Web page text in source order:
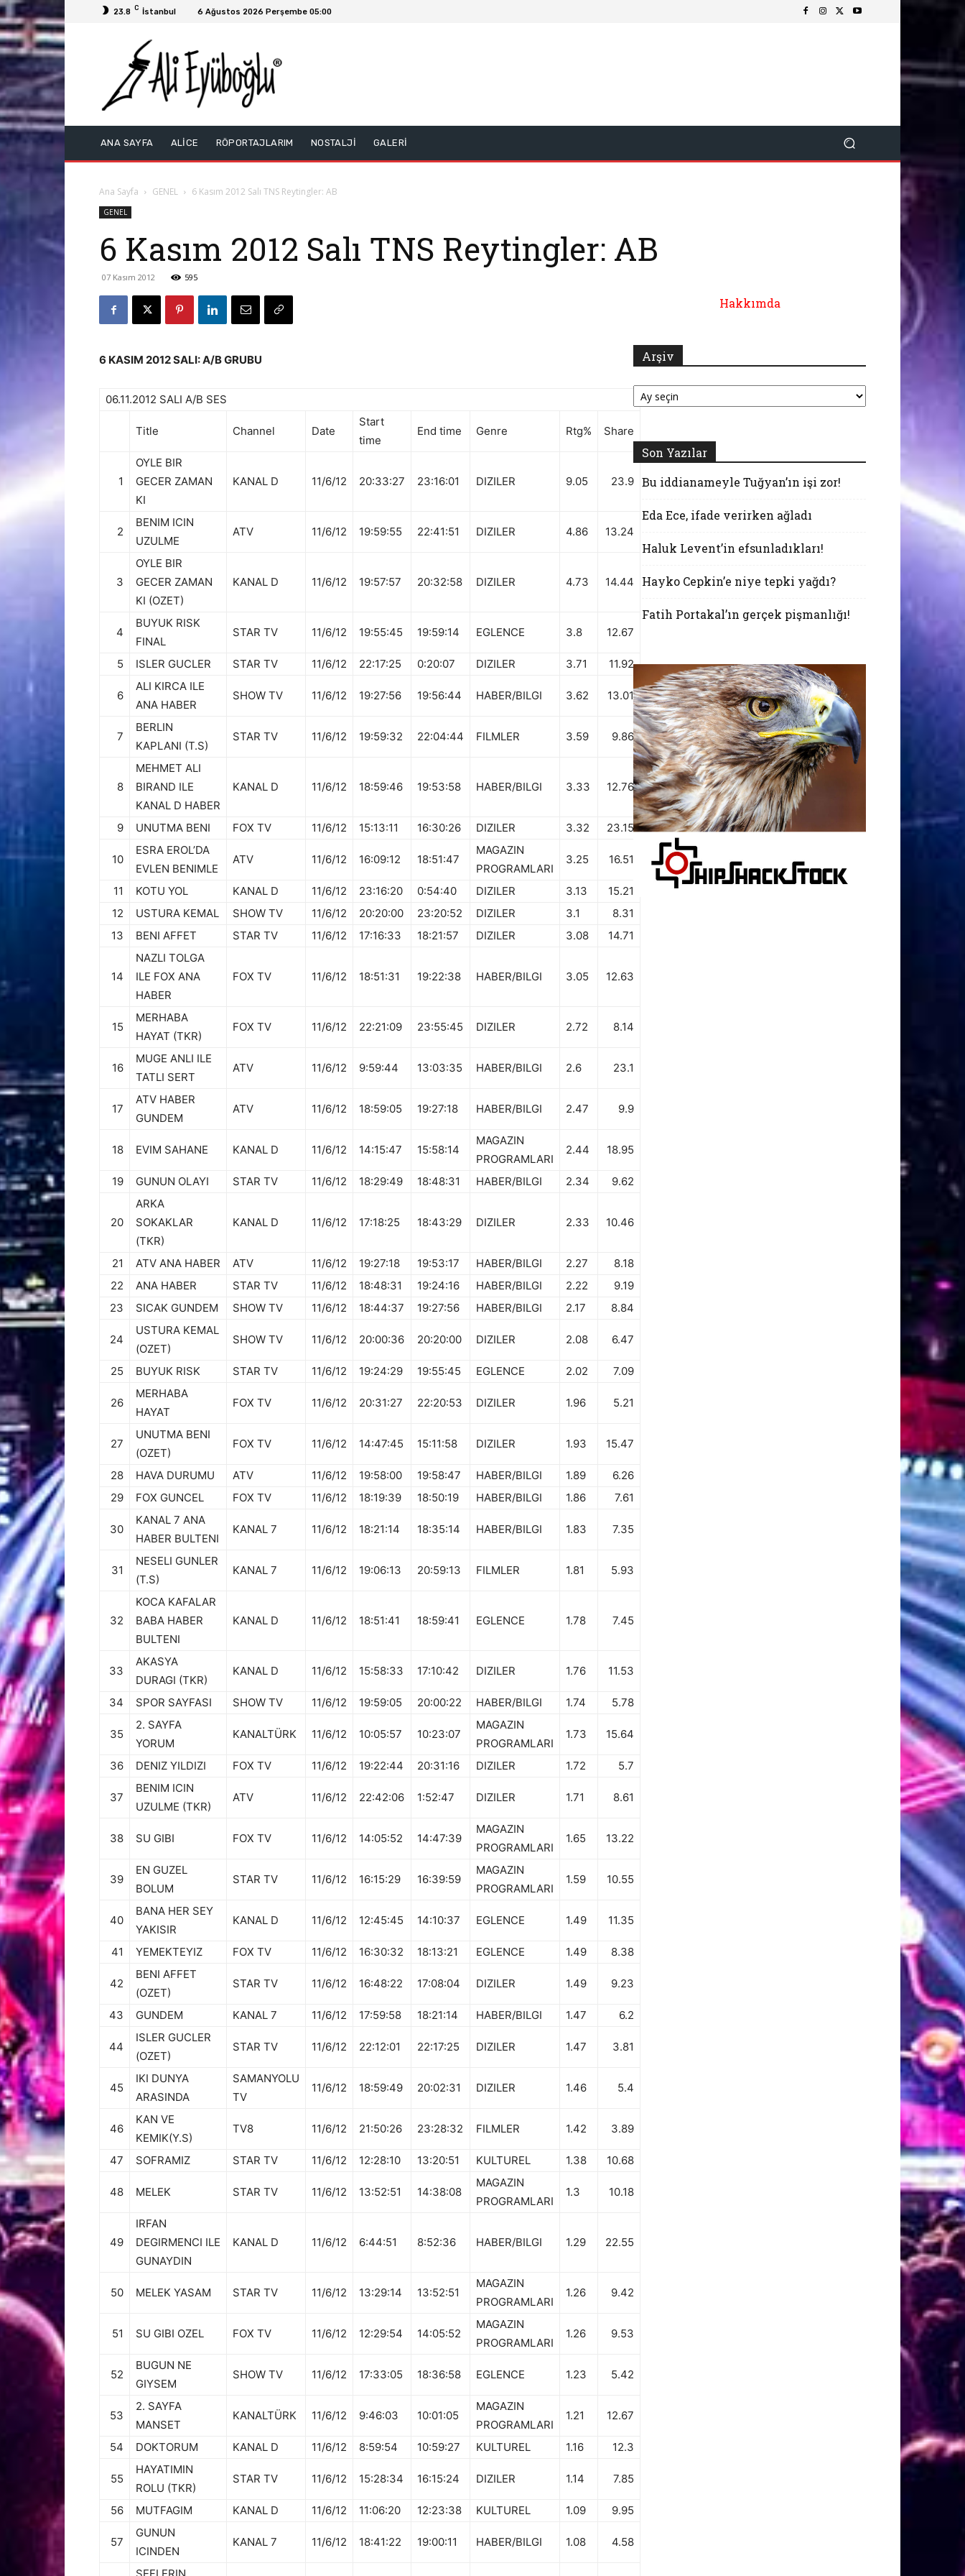
23.8 C İstanbul 6 Ağustos 2026 Perşembe 05:00
ANA SAYFA ALİCE RÖPORTAJLARIM NOSTALJİ GALERİ
Ana Sayfa GENEL 6 Kasım 2012 Salı TNS Reytingler: AB
GENEL
6 Kasım 2012 Salı TNS Reytingler: AB
07 Kasım 2012 595
6 KASIM 2012 SALI: A/B GRUBU
06.11.2012 SALI A/B SES
Title Channel Date
Start
time
End time Genre Rtg% Share
1
OYLE BIR
GECER ZAMAN
KI
KANAL D 11/6/12 20:33:27 23:16:01 DIZILER 9.05 23.9
2
BENIM ICIN
UZULME
ATV 11/6/12 19:59:55 22:41:51 DIZILER 4.86 13.24
3
OYLE BIR
GECER ZAMAN
KI (OZET)
KANAL D 11/6/12 19:57:57 20:32:58 DIZILER 4.73 14.44
4
BUYUK RISK
FINAL
STAR TV 11/6/12 19:55:45 19:59:14 EGLENCE 3.8 12.67
5 ISLER GUCLER STAR TV 11/6/12 22:17:25 0:20:07 DIZILER 3.71 11.92
6
ALI KIRCA ILE
ANA HABER
SHOW TV 11/6/12 19:27:56 19:56:44 HABER/BILGI 3.62 13.01
7
BERLIN
KAPLANI (T.S)
STAR TV 11/6/12 19:59:32 22:04:44 FILMLER 3.59 9.86
8
MEHMET ALI
BIRAND ILE
KANAL D HABER
KANAL D 11/6/12 18:59:46 19:53:58 HABER/BILGI 3.33 12.76
9 UNUTMA BENI FOX TV 11/6/12 15:13:11 16:30:26 DIZILER 3.32 23.15
10
ESRA EROL’DA
EVLEN BENIMLE
ATV 11/6/12 16:09:12 18:51:47
MAGAZIN
PROGRAMLARI
3.25 16.51
11 KOTU YOL KANAL D 11/6/12 23:16:20 0:54:40 DIZILER 3.13
15.21
12
USTURA KEMAL SHOW TV 11/6/12 20:20:00 23:20:52 DIZILER 3.1
8.31
13
BENI AFFET STAR TV 11/6/12 17:16:33 18:21:57 DIZILER 3.08 14.71
14
NAZLI TOLGA
ILE FOX ANA
HABER
FOX TV 11/6/12 18:51:31 19:22:38 HABER/BILGI 3.05 12.63
15
MERHABA
HAYAT (TKR)
FOX TV 11/6/12 22:21:09 23:55:45 DIZILER 2.72 8.14
16
MUGE ANLI ILE
TATLI SERT
ATV 11/6/12 9:59:44 13:03:35 HABER/BILGI 2.6 23.1
17
ATV HABER
GUNDEM
ATV 11/6/12 18:59:05 19:27:18 HABER/BILGI 2.47 9.9
18 EVIM SAHANE KANAL D 11/6/12 14:15:47 15:58:14
MAGAZIN
PROGRAMLARI
2.44 18.95
19 GUNUN OLAYI STAR TV 11/6/12 18:29:49 18:48:31 HABER/BILGI 2.34 9.62
20
ARKA
SOKAKLAR
(TKR)
KANAL D 11/6/12 17:18:25 18:43:29 DIZILER 2.33 10.46
21 ATV ANA HABER ATV 11/6/12 19:27:18 19:53:17 HABER/BILGI 2.27
8.18
22
ANA HABER STAR TV 11/6/12 18:48:31 19:24:16 HABER/BILGI 2.22
9.19
23
SICAK GUNDEM SHOW TV 11/6/12 18:44:37 19:27:56 HABER/BILGI 2.17 8.84
24
USTURA KEMAL
(OZET)
SHOW TV 11/6/12 20:00:36 20:20:00 DIZILER 2.08 6.47
25 BUYUK RISK STAR TV 11/6/12 19:24:29 19:55:45 EGLENCE 2.02 7.09
26
MERHABA
HAYAT
FOX TV 11/6/12 20:31:27 22:20:53 DIZILER 1.96 5.21
27
UNUTMA BENI
(OZET)
FOX TV 11/6/12 14:47:45 15:11:58 DIZILER 1.93 15.47
28 HAVA DURUMU ATV 11/6/12 19:58:00 19:58:47 HABER/BILGI 1.89
6.26
29
FOX GUNCEL FOX TV 11/6/12 18:19:39 18:50:19 HABER/BILGI 1.86 7.61
30
KANAL 7 ANA
HABER BULTENI
KANAL 7 11/6/12 18:21:14 18:35:14 HABER/BILGI 1.83 7.35
31
NESELI GUNLER
(T.S)
KANAL 7 11/6/12 19:06:13 20:59:13 FILMLER 1.81 5.93
32
KOCA KAFALAR
BABA HABER
BULTENI
KANAL D 11/6/12 18:51:41 18:59:41 EGLENCE 1.78 7.45
33
AKASYA
DURAGI (TKR)
KANAL D 11/6/12 15:58:33 17:10:42 DIZILER 1.76 11.53
34 SPOR SAYFASI SHOW TV 11/6/12 19:59:05 20:00:22 HABER/BILGI 1.74 5.78
35
2. SAYFA
YORUM
KANALTÜRK 11/6/12 10:05:57 10:23:07
MAGAZIN
PROGRAMLARI
1.73 15.64
36 DENIZ YILDIZI FOX TV 11/6/12 19:22:44 20:31:16 DIZILER 1.72 5.7
37
BENIM ICIN
UZULME (TKR)
ATV 11/6/12 22:42:06 1:52:47 DIZILER 1.71 8.61
38 SU GIBI FOX TV 11/6/12 14:05:52 14:47:39
MAGAZIN
PROGRAMLARI
1.65 13.22
39
EN GUZEL
BOLUM
STAR TV 11/6/12 16:15:29 16:39:59
MAGAZIN
PROGRAMLARI
1.59 10.55
40
BANA HER SEY
YAKISIR
KANAL D 11/6/12 12:45:45 14:10:37 EGLENCE 1.49 11.35
41 YEMEKTEYIZ FOX TV 11/6/12 16:30:32 18:13:21 EGLENCE 1.49 8.38
42
BENI AFFET
(OZET)
STAR TV 11/6/12 16:48:22 17:08:04 DIZILER 1.49 9.23
43 GUNDEM KANAL 7 11/6/12 17:59:58 18:21:14 HABER/BILGI 1.47 6.2
44
ISLER GUCLER
(OZET)
STAR TV 11/6/12 22:12:01 22:17:25 DIZILER 1.47 3.81
45
IKI DUNYA
ARASINDA
SAMANYOLU
TV
11/6/12 18:59:49 20:02:31 DIZILER 1.46 5.4
46
KAN VE
KEMIK(Y.S)
TV8 11/6/12 21:50:26 23:28:32 FILMLER 1.42 3.89
47 SOFRAMIZ STAR TV 11/6/12 12:28:10 13:20:51 KULTUREL 1.38 10.68
48 MELEK STAR TV 11/6/12 13:52:51 14:38:08
MAGAZIN
PROGRAMLARI
1.3 10.18
49
IRFAN
DEGIRMENCI ILE
GUNAYDIN
KANAL D 11/6/12 6:44:51 8:52:36 HABER/BILGI 1.29 22.55
50 MELEK YASAM STAR TV 11/6/12 13:29:14 13:52:51
MAGAZIN
PROGRAMLARI
1.26 9.42
51 SU GIBI OZEL FOX TV 11/6/12 12:29:54 14:05:52
MAGAZIN
PROGRAMLARI
1.26 9.53
52
BUGUN NE
GIYSEM
SHOW TV 11/6/12 17:33:05 18:36:58 EGLENCE 1.23 5.42
53
2. SAYFA
MANSET
KANALTÜRK 11/6/12 9:46:03 10:01:05
MAGAZIN
PROGRAMLARI
1.21 12.67
54 DOKTORUM KANAL D 11/6/12 8:59:54 10:59:27 KULTUREL 1.16 12.3
55
HAYATIMIN
ROLU (TKR)
STAR TV 11/6/12 15:28:34 16:15:24 DIZILER 1.14 7.85
56 MUTFAGIM KANAL D 11/6/12 11:06:20 12:23:38 KULTUREL 1.09 9.95
57
GUNUN
ICINDEN
KANAL 7 11/6/12 18:41:22 19:00:11 HABER/BILGI 1.08 4.58
Hakkımda
Arşiv
Arşiv
Son Yazılar
Bu iddianameyle Tuğyan’ın işi zor!
Eda Ece, ifade verirken ağladı
Haluk Levent’in efsunladıkları!
Hayko Cepkin’e niye tepki yağdı?
Fatih Portakal’ın gerçek pişmanlığı!